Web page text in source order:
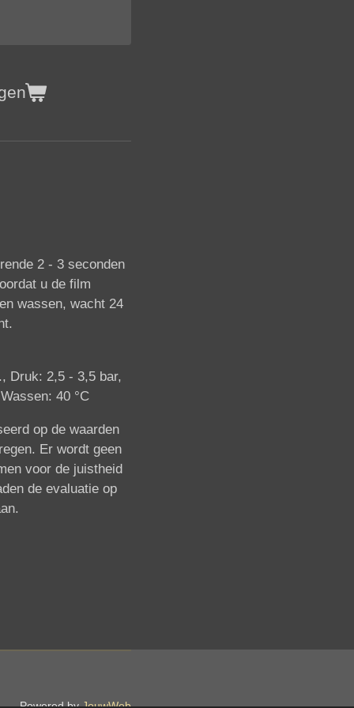
2 - 3 seconden
u de film
wassen, wacht 24
Druk: 2,5 - 3,5 bar,
40 °C
op de waarden
Er wordt geen
voor de juistheid
de evaluatie op